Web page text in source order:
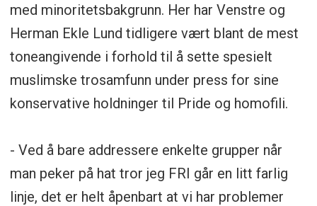
med minoritetsbakgrunn. Her har Venstre og
Herman Ekle Lund tidligere vært blant de mest
toneangivende i forhold til å sette spesielt
muslimske trosamfunn under press for sine
konservative holdninger til Pride og homofili.
- Ved å bare addressere enkelte grupper når
man peker på hat tror jeg FRI går en litt farlig
linje, det er helt åpenbart at vi har problemer